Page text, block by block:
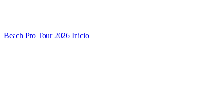
Beach Pro Tour 2026 Inicio